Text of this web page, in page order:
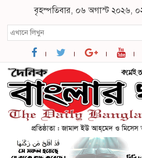
বৃহস্পতিবার, ০৬ অগাস্ট ২০২৬,